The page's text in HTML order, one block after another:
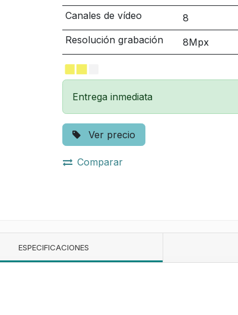
Canales de vídeo
8
Resolución grabación
8Mpx
Entrega inmediata
Ver precio
Comparar
ESPECIFICACIONES